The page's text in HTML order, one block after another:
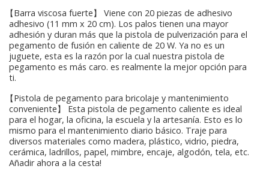
【Barra viscosa fuerte】 Viene con 20 piezas de adhesivo
adhesivo (11 mm x 20 cm). Los palos tienen una mayor
adhesión y duran más que la pistola de pulverización para el
pegamento de fusión en caliente de 20 W. Ya no es un
juguete, esta es la razón por la cual nuestra pistola de
pegamento es más caro. es realmente la mejor opción para
ti.
【Pistola de pegamento para bricolaje y mantenimiento
conveniente】 Esta pistola de pegamento caliente es ideal
para el hogar, la oficina, la escuela y la artesanía. Esto es lo
mismo para el mantenimiento diario básico. Traje para
diversos materiales como madera, plástico, vidrio, piedra,
cerámica, ladrillos, papel, mimbre, encaje, algodón, tela, etc.
Añadir ahora a la cesta!